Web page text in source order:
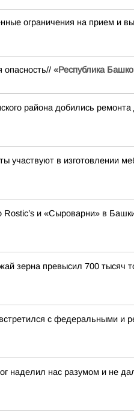
ограничения на прием и
опасность// «Республика
района добились
участвуют в изготовлении
Rostic’s и «Сыроварни» в
зерна превысил 700 тысяч
с федеральными и
наделил нас разумом и не